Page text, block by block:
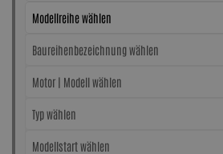
Modellreihe wählen
Baureihenbezeichnung wählen
Motor | Modell wählen
Typ wählen
Modellstart wählen